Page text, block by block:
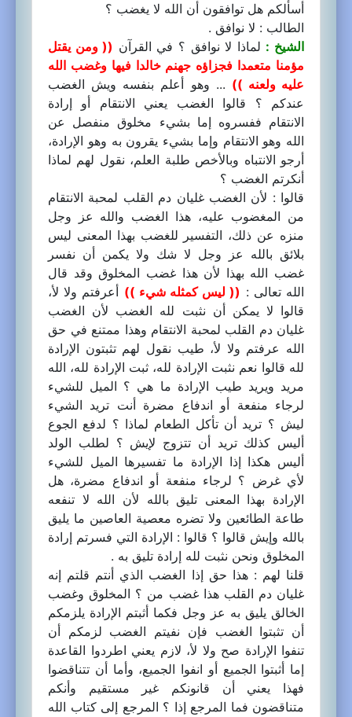
أسألكم هل توافقون أن الله لا يغضب ؟
الطالب : لا نوافق .
الشيخ : لماذا لا نوافق ؟ في القرآن (( ومن يقتل
مؤمنا متعمدا فجزاؤه جهنم خالدا فيها وغضب الله
عليه ولعنه )) ... وهو أعلم بنفسه ويش الغضب
عندكم ؟ قالوا الغضب يعني الانتقام أو إرادة
الانتقام ففسروه إما بشيء مخلوق منفصل عن
الله وهو الانتقام وإما بشيء يقرون به وهو الإرادة،
أرجو الانتباه وبالأخص طلبة العلم، نقول لهم لماذا
أنكرتم الغضب ؟
قالوا : لأن الغضب غليان دم القلب لمحبة الانتقام
من المغضوب عليه، هذا الغضب والله عز وجل
منزه عن ذلك، التفسير للغضب بهذا المعنى ليس
بلائق بالله عز وجل لا شك ولا يكمن أن نفسر
غضب الله بهذا لأن هذا غضب المخلوق وقد قال
الله تعالى : (( ليس كمثله شيء )) أعرفتم ولا لأ،
قالوا لا يمكن أن نثبت لله الغضب لأن الغضب
غليان دم القلب لمحبة الانتقام وهذا ممتنع في حق
الله عرفتم ولا لأ، طيب نقول لهم تثبتون الإرادة
لله قالوا نعم نثبت الإرادة لله، ثبت الإرادة لله، الله
مريد ويريد طيب الإرادة ما هي ؟ الميل للشيء
لرجاء منفعة أو اندفاع مضرة أنت تريد الشيء
ليش ؟ تريد أن تأكل الطعام لماذا ؟ لدفع الجوع
أليس كذلك تريد أن تتزوج لإيش ؟ لطلب الولد
أليس هكذا إذا الإرادة ما تفسيرها الميل للشيء
لأي غرض ؟ لرجاء منفعة أو اندفاع مضرة، هل
الإرادة بهذا المعنى تليق بالله لأن الله لا تنفعه
طاعة الطائعين ولا تضره معصية العاصين ما يليق
بالله وإيش قالوا ؟ قالوا : الإرادة التي فسرتم إرادة
المخلوق ونحن نثبت لله إرادة تليق به .
قلنا لهم : هذا حق إذا الغضب الذي أنتم قلتم إنه
غليان دم القلب هذا غضب من ؟ المخلوق وغضب
الخالق يليق به عز وجل فكما أثبتم الإرادة يلزمكم
أن تثبتوا الغضب فإن نفيتم الغضب لزمكم أن
تنفوا الإرادة صح ولا لأ، لازم يعني اطردوا القاعدة
إما أثبتوا الجميع أو انفوا الجميع، وأما أن تتناقضوا
فهذا يعني أن قانونكم غير مستقيم وأنكم
متناقضون فما المرجع إذا ؟ المرجع إلى كتاب الله